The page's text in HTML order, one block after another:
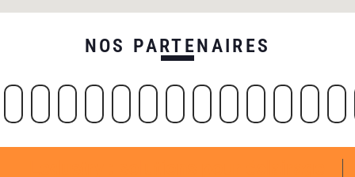
NOS PARTENAIRES